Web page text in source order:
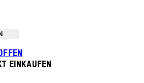
EINKAUFEN